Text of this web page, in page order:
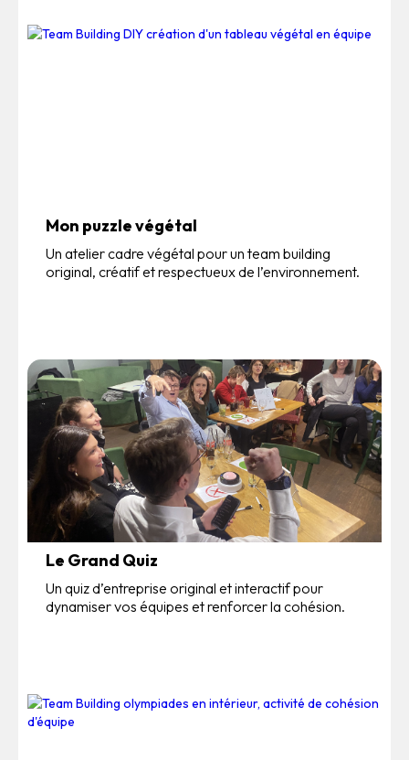
Mon puzzle végétal
Un atelier cadre végétal pour un team building
original, créatif et respectueux de l’environnement.
Le Grand Quiz
Un quiz d’entreprise original et interactif pour
dynamiser vos équipes et renforcer la cohésion.